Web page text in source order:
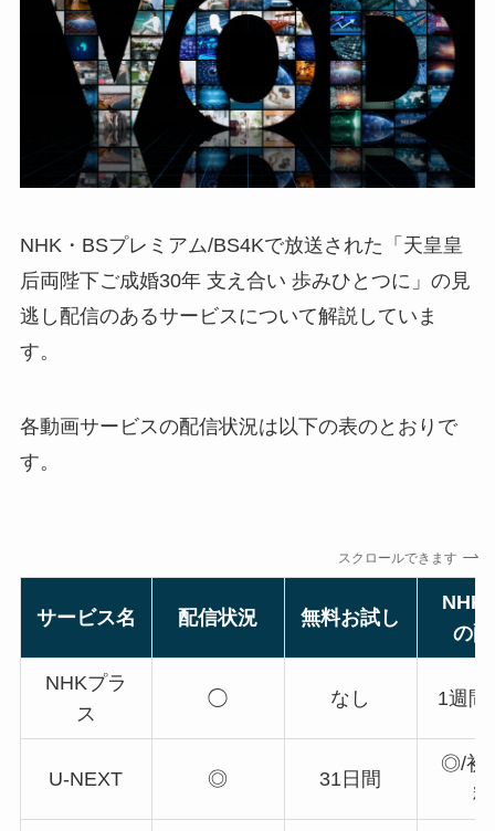
NHK・BSプレミアム/BS4Kで放送された「天皇皇
后両陛下ご成婚30年 支え合い 歩みひとつに」の見
逃し配信のあるサービスについて解説していま
す。
各動画サービスの配信状況は以下の表のとおりで
す。
スクロールできます
サービス名 配信状況 無料お試し
NHK
の
NHKプラ
ス
◯ なし 1週間
U-NEXT ◎ 31日間
◎/初
料